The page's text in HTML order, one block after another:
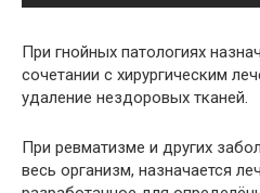
При гнойных патологиях
сочетании с хирургическим
удаление нездоровых тканей.
При ревматизме и других
весь организм, назначается